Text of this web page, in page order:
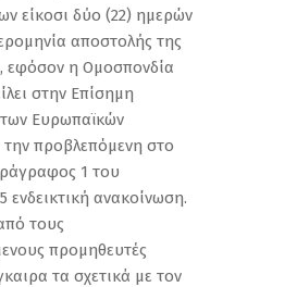
είκοσι δύο (22) ημερών
αποστολής της
εφόσον η Ομοσπονδία
στην Επίσημη
Ευρωπαϊκών
την προβλεπόμενη στο
1 του
ενδεικτική ανακοίνωση.
τους
προμηθευτές
τα σχετικά με τον